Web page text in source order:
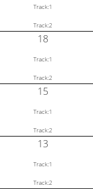
Track:1
Track:2
18
Track:1
Track:2
15
Track:1
Track:2
13
Track:1
Track:2